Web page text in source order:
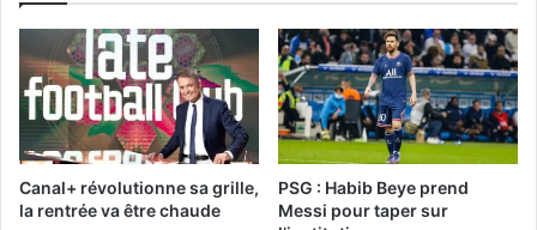
Canal+ révolutionne sa grille,
la rentrée va être chaude
PSG : Habib Beye prend
Messi pour taper sur